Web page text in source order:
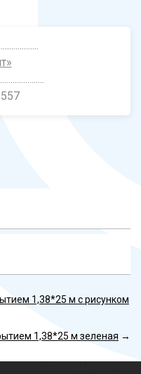
1,38*25 м с рисунком
1,38*25 м зеленая →